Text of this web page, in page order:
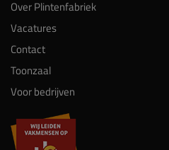
Over Plintenfabriek
Vacatures
Contact
Toonzaal
Voor bedrijven